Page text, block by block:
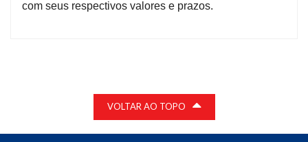
com seus respectivos valores e prazos.
VOLTAR AO TOPO